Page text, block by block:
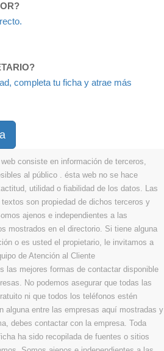
completa tu ficha y atrae más
consiste en información de terceros,
al público . ésta web no se hace
utilidad o fiabilidad de los datos. Las
son propiedad de dichos terceros y
ajenos e independientes a las
mostrados en el directorio. Si tiene alguna
o es usted el propietario, le invitamos a
de Atención al Cliente
las mejores formas de contactar disponible
No podemos asegurar que todas las
ni que todos los teléfonos estén
alguna entre las empresas aquí mostradas y
debes contactar con la empresa. Toda
ha sido recopilada de fuentes o sitios